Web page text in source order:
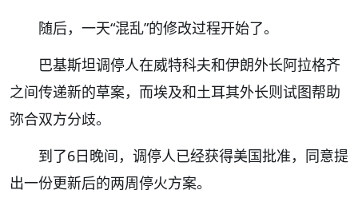
随后，一天“混乱”的修改过程开始了。
巴基斯坦调停人在威特科夫和伊朗外长阿拉格齐
之间传递新的草案，而埃及和土耳其外长则试图帮助
弥合双方分歧。
到了6日晚间，调停人已经获得美国批准，同意提
出一份更新后的两周停火方案。